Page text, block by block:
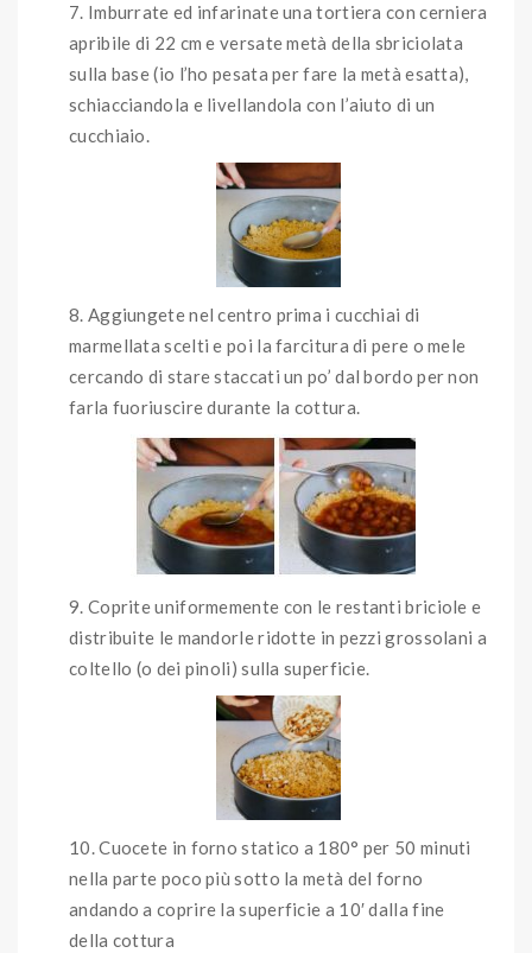
Imburrate ed infarinate una tortiera con cerniera
apribile di 22 cm e versate metà della sbriciolata
sulla base (io l’ho pesata per fare la metà esatta),
schiacciandola e livellandola con l’aiuto di un
cucchiaio.
Aggiungete nel centro prima i cucchiai di
marmellata scelti e poi la farcitura di pere o mele
cercando di stare staccati un po’ dal bordo per non
farla fuoriuscire durante la cottura.
Coprite uniformemente con le restanti briciole e
distribuite le mandorle ridotte in pezzi grossolani a
coltello (o dei pinoli) sulla superficie.
Cuocete in forno statico a 180° per 50 minuti
nella parte poco più sotto la metà del forno
andando a coprire la superficie a 10′ dalla fine
della cottura